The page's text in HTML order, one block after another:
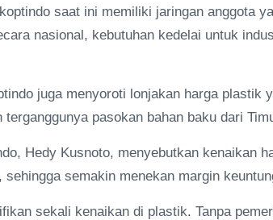
saat ini memiliki jaringan anggota
nasional, kebutuhan kedelai untuk
juga menyoroti lonjakan harga plastik
pasokan bahan baku dari
Hedy Kusnoto, menyebutkan kenaikan
sehingga semakin menekan margin
sekali kenaikan di plastik. Tanpa